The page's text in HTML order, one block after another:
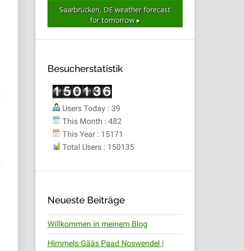
Saarbrücken, DEweather forecast
for tomorrow ▸
Besucherstatistik
Users Today : 39
This Month : 482
This Year : 15171
Total Users : 150135
Neueste Beiträge
Willkommen in meinem Blog
Himmels Gääs Paad Noswendel |